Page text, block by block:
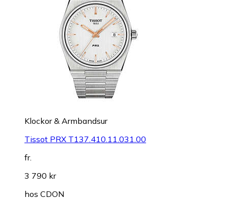
Klockor & Armbandsur
Tissot PRX T137.410.11.031.00
fr.
3 790 kr
hos CDON